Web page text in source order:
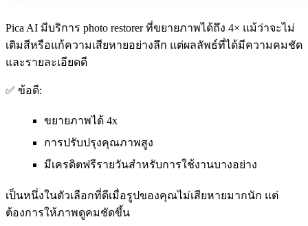
Pica AI มีบริการ photo restorerที่ขยายภาพได้ถึง 4× แม้ว่าจะไม่
เติมสีหรือแก้ความเสียหายอย่างลึก แต่ผลลัพธ์ที่ได้มีความคมชัด
และรายละเอียดดี
✅ ข้อดี:
ขยายภาพได้ 4x
การปรับปรุงคุณภาพสูง
มีเครดิตฟรีรายวันสำหรับการใช้งานบางอย่าง
เป็นหนึ่งในตัวเลือกที่ดีเมื่อรูปของคุณไม่เสียหายมากนัก แต่
ต้องการให้ภาพดูคมชัดขึ้น